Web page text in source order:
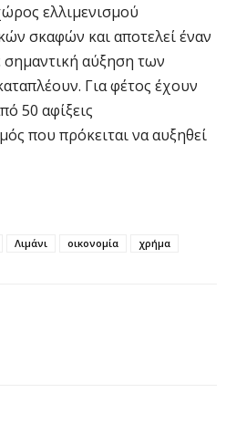
ελλιμενισμού
σκαφών και αποτελεί έναν
αύξηση των
Για φέτος έχουν
50 αφίξεις
που πρόκειται να αυξηθεί
Λιμάνι οικονομία χρήμα